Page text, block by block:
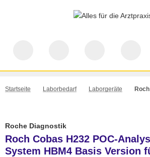
Startseite Laborbedarf Laborgeräte
Roche Diagnostik
Roch Cobas H232 POC-
System HBM4 Basis Version